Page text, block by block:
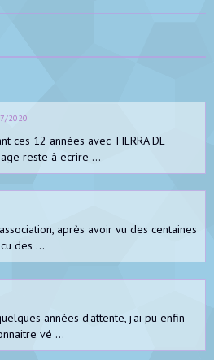
2020
ces 12 années avec TIERRA DE
reste à ecrire ...
après avoir vu des centaines
des ...
années d'attente, j'ai pu enfin
vé ...